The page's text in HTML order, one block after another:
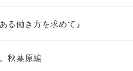
働き方を求めて』
秋葉原編